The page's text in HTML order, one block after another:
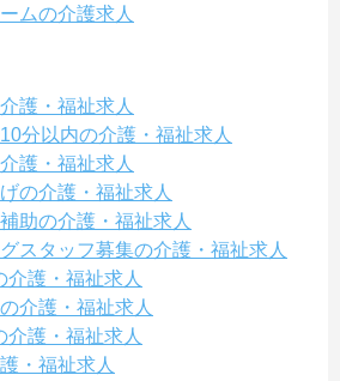
ムの介護求人
護・福祉求人
分以内の介護・福祉求人
護・福祉求人
の介護・福祉求人
助の介護・福祉求人
スタッフ募集の介護・福祉求人
護・福祉求人
介護・福祉求人
護・福祉求人
・福祉求人